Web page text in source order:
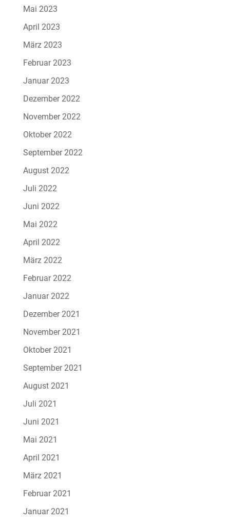
Mai 2023
April 2023
März 2023
Februar 2023
Januar 2023
Dezember 2022
November 2022
Oktober 2022
September 2022
August 2022
Juli 2022
Juni 2022
Mai 2022
April 2022
März 2022
Februar 2022
Januar 2022
Dezember 2021
November 2021
Oktober 2021
September 2021
August 2021
Juli 2021
Juni 2021
Mai 2021
April 2021
März 2021
Februar 2021
Januar 2021